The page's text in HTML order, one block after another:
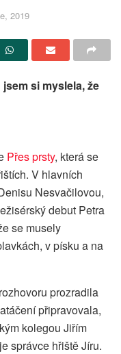
2019
si myslela, že
Přes prsty, která se
V hlavních
Nesvačilovou,
debut Petra
se musely
v písku a na
prozradila
připravovala,
kolegou Jiřím
správce hřiště Jíru.